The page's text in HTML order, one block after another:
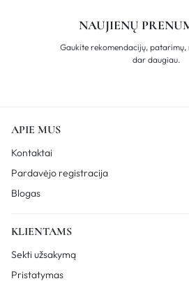
NAUJIENŲ
Gaukite rekomendacijų, patarimų,
dar daugiau.
APIE MUS
Kontaktai
Pardavėjo registracija
Blogas
KLIENTAMS
Sekti užsakymą
Pristatymas